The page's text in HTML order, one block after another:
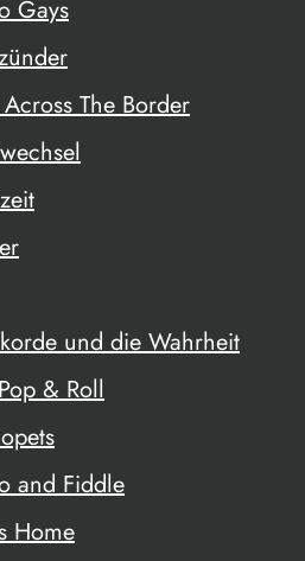
Gays
The Border
und die Wahrheit
& Roll
and Fiddle
Home